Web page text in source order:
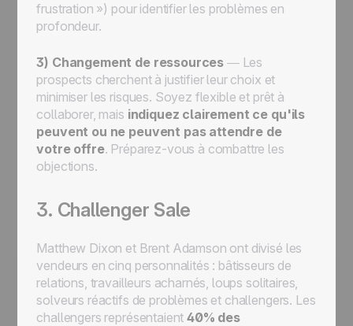
frustration ») pour identifier les problèmes en
profondeur.
3) Changement de ressources — Les
prospects cherchent à justifier leur choix et
minimiser les risques. Soyez flexible et prêt à
collaborer, mais indiquez clairement ce qu'ils
peuvent ou ne peuvent pas attendre de
votre offre. Préparez-vous à combattre les
objections.
3. Challenger Sale
Matthew Dixon et Brent Adamson ont divisé les
vendeurs en cinq personnalités : bâtisseurs de
relations, travailleurs acharnés, loups solitaires,
solveurs réactifs de problèmes et challengers. Les
challengers représentaient40% des